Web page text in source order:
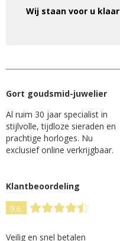
Wij staan voor u klaar
Gort goudsmid-juwelier
Al ruim 30 jaar specialist in
stijlvolle, tijdloze sieraden en
prachtige horloges. Nu
exclusief online verkrijgbaar.
Klantbeoordeling
Veilig en snel betalen